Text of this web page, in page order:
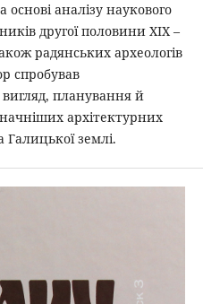
аналізу наукового
другої половини ХІХ –
радянських археологів
спробував
планування й
архітектурних
землі.